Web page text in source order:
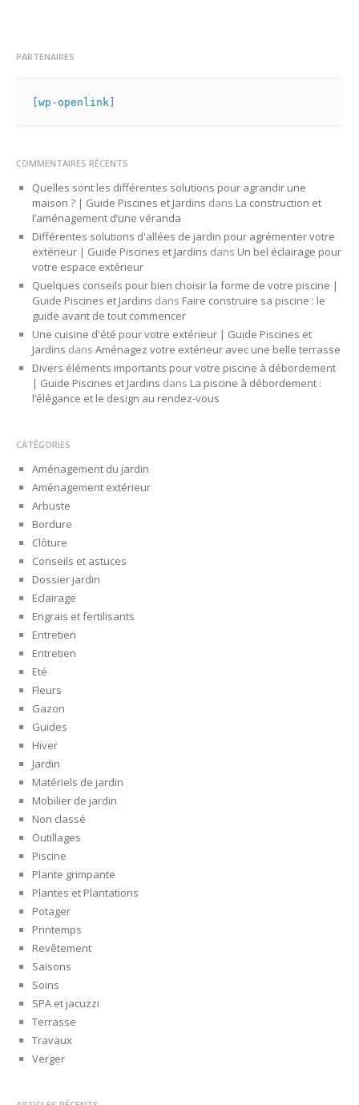
PARTENAIRES
[wp-openlink]
COMMENTAIRES RÉCENTS
Quelles sont les différentes solutions pour agrandir une
maison ? | Guide Piscines et Jardins dans La construction et
l’aménagement d’une véranda
Différentes solutions d'allées de jardin pour agrémenter votre
extérieur | Guide Piscines et Jardins dans Un bel éclairage pour
votre espace extérieur
Quelques conseils pour bien choisir la forme de votre piscine |
Guide Piscines et Jardins dans Faire construire sa piscine : le
guide avant de tout commencer
Une cuisine d'été pour votre extérieur | Guide Piscines et
Jardins dans Aménagez votre extérieur avec une belle terrasse
Divers éléments importants pour votre piscine à débordement
| Guide Piscines et Jardins dans La piscine à débordement :
l’élégance et le design au rendez-vous
CATÉGORIES
Aménagement du jardin
Aménagement extérieur
Arbuste
Bordure
Clôture
Conseils et astuces
Dossier jardin
Eclairage
Engrais et fertilisants
Entretien
Entretien
Eté
Fleurs
Gazon
Guides
Hiver
Jardin
Matériels de jardin
Mobilier de jardin
Non classé
Outillages
Piscine
Plante grimpante
Plantes et Plantations
Potager
Printemps
Revêtement
Saisons
Soins
SPA et jacuzzi
Terrasse
Travaux
Verger